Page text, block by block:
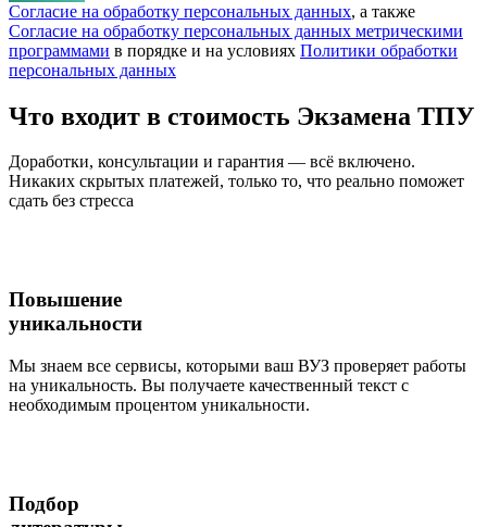
Согласие на обработку персональных данных, а также
Согласие на обработку персональных данных метрическими
программами в порядке и на условиях Политики обработки
персональных данных
Что входит в стоимость Экзамена ТПУ
Доработки, консультации и гарантия — всё включено.
Никаких скрытых платежей, только то, что реально поможет
сдать без стресса
Повышение
уникальности
Мы знаем все сервисы, которыми ваш ВУЗ проверяет работы
на уникальность. Вы получаете качественный текст с
необходимым процентом уникальности.
Подбор